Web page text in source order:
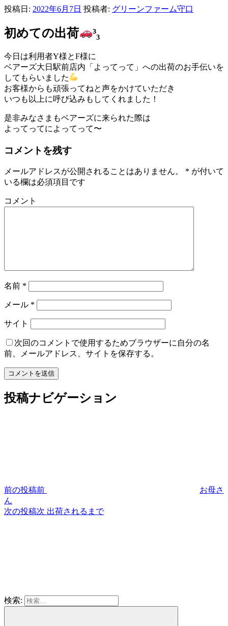
投稿日: 2022年6月7日 投稿者: グリーンファーム守口
初めての出荷 ³₃
今日は利用者Y様とF様に
ベアーズ大日駅前店内「よってって」への出荷のお手伝いを
してもらいました
お客様からも頑張ってねと声をかけていただき
いつも以上に呼び込みもしてくれました！
是非みなさまもベアーズに来られた際は
よってってによってって〜
コメントを残す
メールアドレスが公開されることはありません。 * が付いて
いる欄は必須項目です
コメント
名前 *
メール *
サイト
次回のコメントで使用するためブラウザーに自分の名
前、メールアドレス、サイトを保存する。
投稿ナビゲーション
前の投稿前
お母さ
ん
次の投稿次 出荷されるまで
検索: